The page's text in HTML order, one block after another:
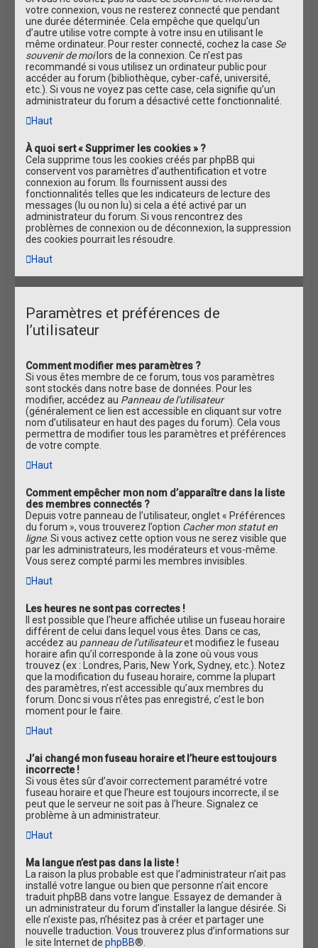
votre connexion, vous ne resterez connecté que pendant
une durée déterminée. Cela empêche que quelqu’un
d’autre utilise votre compte à votre insu en utilisant le
même ordinateur. Pour rester connecté, cochez la case Se
souvenir de moilors de la connexion. Ce n’est pas
recommandé si vous utilisez un ordinateur public pour
accéder au forum (bibliothèque, cyber-café, université,
etc.). Si vous ne voyez pas cette case, cela signifie qu’un
administrateur du forum a désactivé cette fonctionnalité.
Haut
À quoi sert « Supprimer les cookies » ?
Cela supprime tous les cookies créés par phpBB qui
conservent vos paramètres d’authentification et votre
connexion au forum. Ils fournissent aussi des
fonctionnalités telles que les indicateurs de lecture des
messages (lu ou non lu) si cela a été activé par un
administrateur du forum. Si vous rencontrez des
problèmes de connexion ou de déconnexion, la suppression
des cookies pourrait les résoudre.
Haut
Paramètres et préférences de
l’utilisateur
Comment modifier mes paramètres ?
Si vous êtes membre de ce forum, tous vos paramètres
sont stockés dans notre base de données. Pour les
modifier, accédez au Panneau de l’utilisateur
(généralement ce lien est accessible en cliquant sur votre
nom d’utilisateur en haut des pages du forum). Cela vous
permettra de modifier tous les paramètres et préférences
de votre compte.
Haut
Comment empêcher mon nom d’apparaître dans la liste
des membres connectés ?
Depuis votre panneau de l’utilisateur, onglet « Préférences
du forum », vous trouverez l’option Cacher mon statut en
ligne. Si vous activez cette option vous ne serez visible que
par les administrateurs, les modérateurs et vous-même.
Vous serez compté parmi les membres invisibles.
Haut
Les heures ne sont pas correctes !
Il est possible que l’heure affichée utilise un fuseau horaire
différent de celui dans lequel vous êtes. Dans ce cas,
accédez au panneau de l’utilisateuret modifiez le fuseau
horaire afin qu’il corresponde à la zone où vous vous
trouvez (ex : Londres, Paris, New York, Sydney, etc.). Notez
que la modification du fuseau horaire, comme la plupart
des paramètres, n’est accessible qu’aux membres du
forum. Donc si vous n’êtes pas enregistré, c’est le bon
moment pour le faire.
Haut
J’ai changé mon fuseau horaire et l’heure est toujours
incorrecte !
Si vous êtes sûr d’avoir correctement paramétré votre
fuseau horaire et que l’heure est toujours incorrecte, il se
peut que le serveur ne soit pas à l’heure. Signalez ce
problème à un administrateur.
Haut
Ma langue n’est pas dans la liste !
La raison la plus probable est que l’administrateur n’ait pas
installé votre langue ou bien que personne n’ait encore
traduit phpBB dans votre langue. Essayez de demander à
un administrateur du forum d’installer la langue désirée. Si
elle n’existe pas, n’hésitez pas à créer et partager une
nouvelle traduction. Vous trouverez plus d’informations sur
le site Internet dephpBB®.